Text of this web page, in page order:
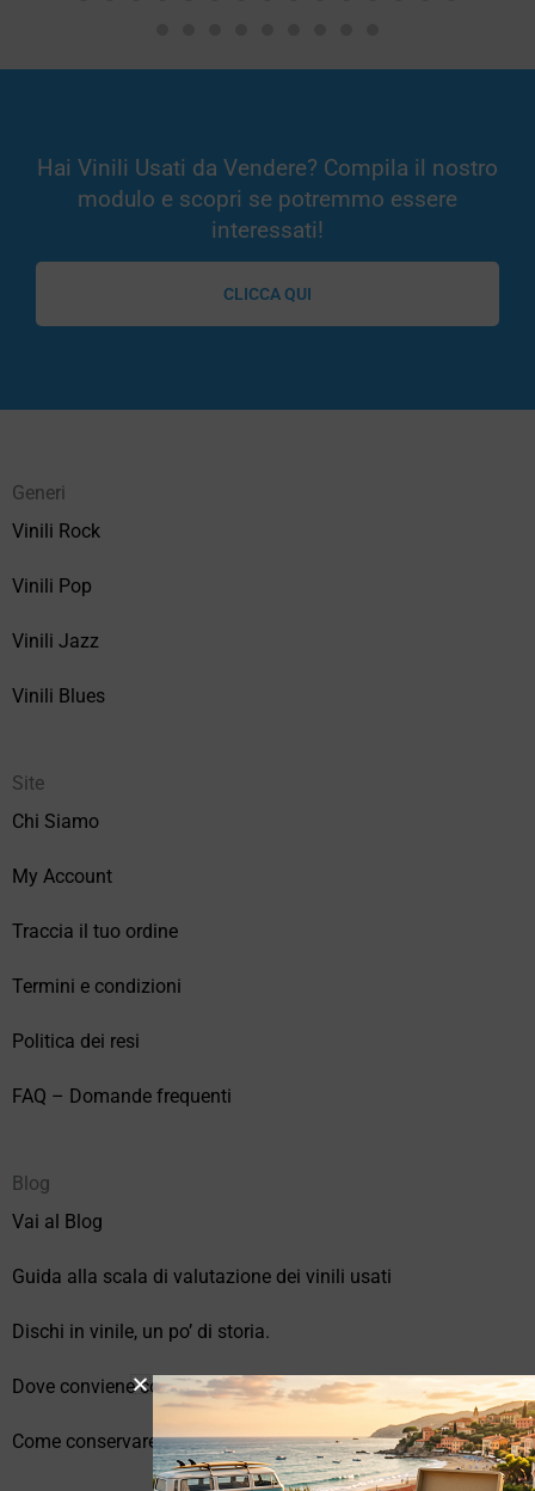
Hai Vinili Usati da Vendere? Compila il nostro
modulo e scopri se potremmo essere
interessati!
CLICCA QUI
Generi
Vinili Rock
Vinili Pop
Vinili Jazz
Vinili Blues
Site
Chi Siamo
My Account
Traccia il tuo ordine
Termini e condizioni
Politica dei resi
FAQ – Domande frequenti
Blog
Vai al Blog
Guida alla scala di valutazione dei vinili usati
Dischi in vinile, un po’ di storia.
Dove conviene comprare vinili online?
Come conservare correttamente i vinili usati